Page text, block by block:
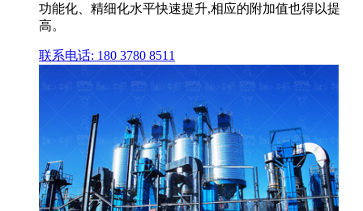
功能化、精细化水平快速提升,相应的附加值也得以提
高。
联系电话: 180 3780 8511